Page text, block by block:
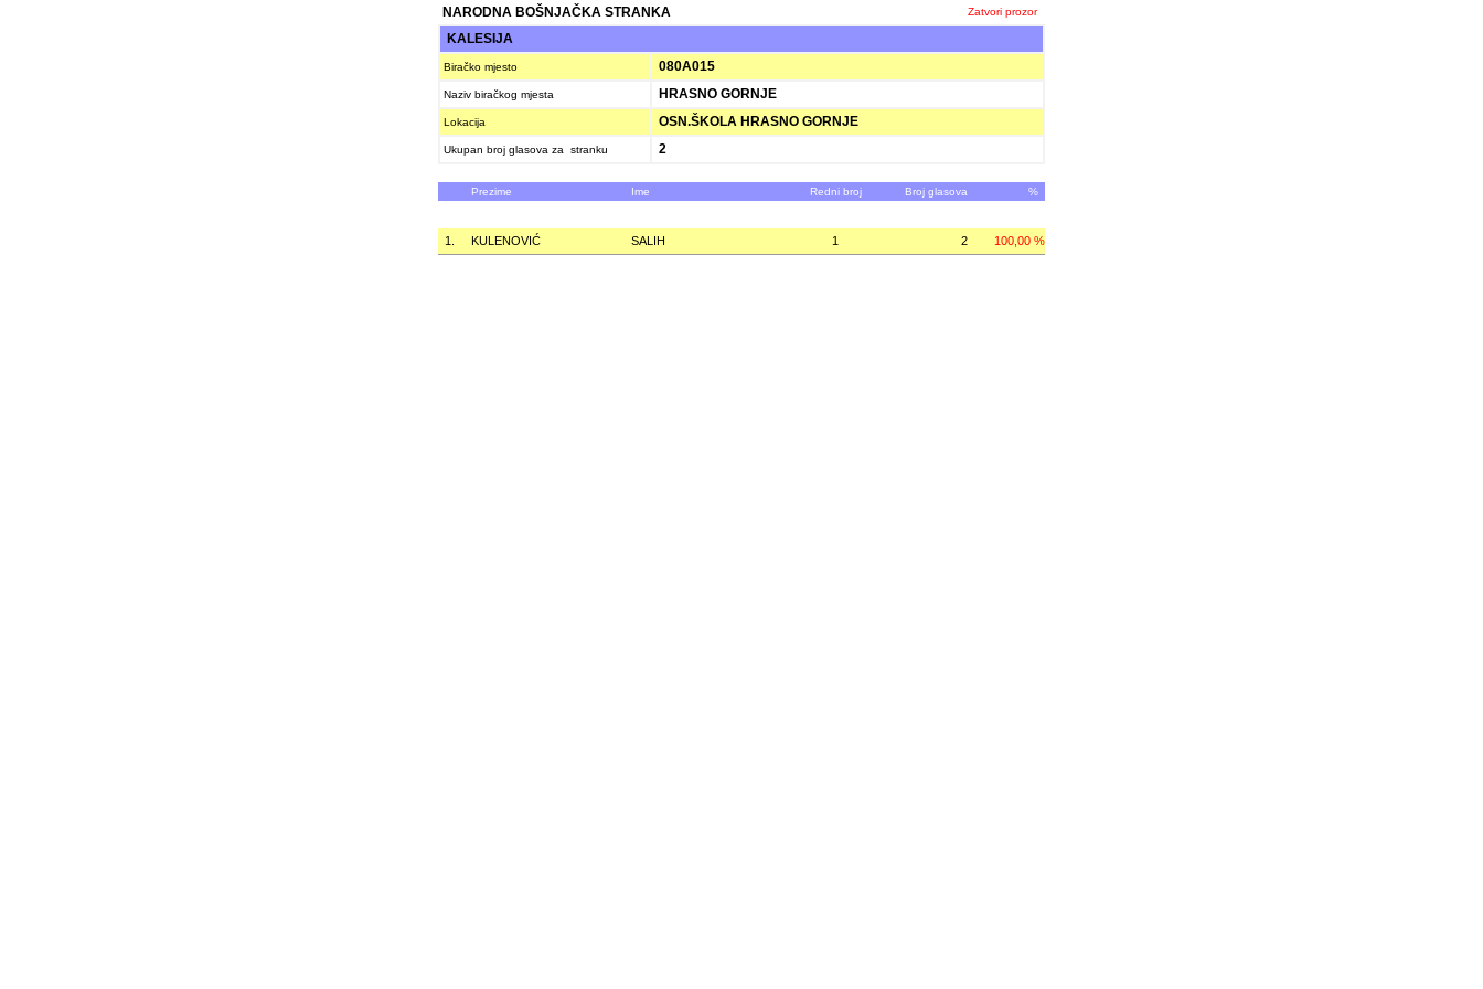
NARODNA BOŠNJAČKA STRANKA Zatvori prozor
KALESIJA
Biračko mjesto 080A015
Naziv biračkog mjesta HRASNO GORNJE
Lokacija OSN.ŠKOLA HRASNO GORNJE
Ukupan broj glasova za stranku 2
Prezime Ime Redni broj Broj glasova %
1. KULENOVIĆ SALIH 1 2 100,00 %